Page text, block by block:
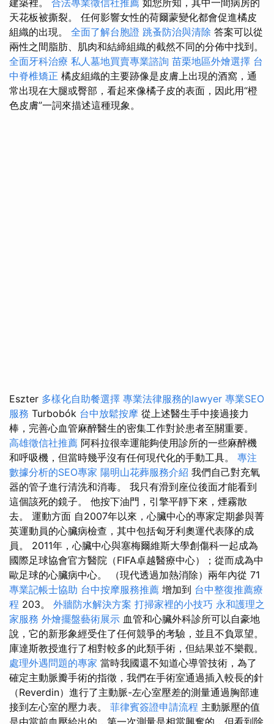
建築裡。 合法專業徵信社推薦 如您所知，其中一間病房的
天花板被撕裂。 任何影響女性的荷爾蒙變化都會促進橘皮
組織的出現。 全面了解台胞證 跳蚤防治與清除 答案可以從
兩性之間脂肪、肌肉和結締組織的截然不同的分佈中找到。
全面牙科治療 私人墓地買賣專業諮詢 苗栗地區外燴選擇 台
中脊椎矯正 橘皮組織的主要跡像是皮膚上出現的酒窩，通
常出現在大腿或臀部，看起來像橘子皮的表面，因此用“橙
色皮膚”一詞來描述這種現象。
Eszter 多樣化自助餐選擇 專業法律服務的lawyer 專業SEO
服務 Turbobók 台中放鬆按摩 從上述醫生手中接過接力
棒，完善心血管麻醉醫生的密集工作對於患者至關重要。
高雄徵信社推薦 阿科拉很幸運能夠使用診所的一些麻醉機
和呼吸機，但當時幾乎沒有任何現代化的手動工具。 專注
數據分析的SEO專家 陽明山花葬服務介紹 我們自己對充氧
器的管子進行清洗和消毒。 我只有滑到座位後面才能看到
這個該死的鏡子。 他按下油門，引擎平靜下來，煙霧散
去。 運動方面 自2007年以來，心臟中心的專家定期參與菁
英運動員的心臟病檢查，其中包括匈牙利奧運代表隊的成
員。 2011年，心臟中心與塞梅爾維斯大學創傷科一起成為
國際足球協會官方醫院（FIFA卓越醫療中心）；從而成為中
歐足球的心臟病中心。 （現代透過加熱消除）兩年內從 71
專業記帳士協助 台中按摩服務推薦 增加到 台中整復推薦療
程 203。 外牆防水解決方案 打掃家裡的小技巧 永和護理之
家服務 外燴擺盤藝術展示 血管和心臟外科診所可以自豪地
說，它的新形象經受住了任何競爭的考驗，並且不負眾望。
庫達斯教授進行了相對較多的此類手術，但結果並不樂觀。
處理外遇問題的專家 當時我國還不知道心導管技術，為了
確定主動脈瓣手術的指徵，我們在手術室通過插入較長的針
（Reverdin）進行了主動脈-左心室壓差的測量通過胸部連
接到左心室的壓力表。 菲律賓簽證申請流程 主動脈壓的值
是由當前血壓給出的，第一次測量是相當興奮的，但看到除